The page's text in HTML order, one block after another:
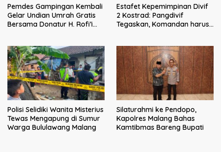
Pemdes Gampingan Kembali
Gelar Undian Umrah Gratis
Bersama Donatur H. Rofi’i
Estafet Kepemimpinan Divif
2 Kostrad: Pangdivif
Tegaskan, Komandan harus
Polisi Selidiki Wanita Misterius
Tewas Mengapung di Sumur
Warga Bululawang Malang
Silaturahmi ke Pendopo,
Kapolres Malang Bahas
Kamtibmas Bareng Bupati